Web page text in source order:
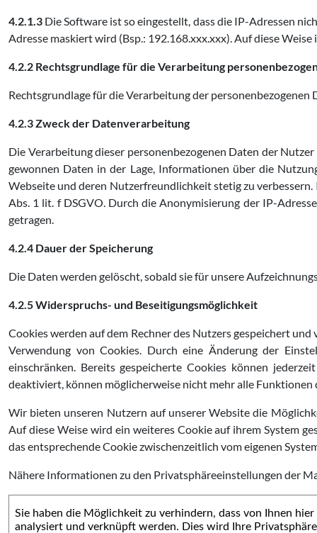
4.2.1.3 Die Software ist so eingestellt, dass die IP-Adressen
Adresse maskiert wird (Bsp.: 192.168.xxx.xxx). Auf diese
4.2.2 Rechtsgrundlage für die Verarbeitung
Rechtsgrundlage für die Verarbeitung der personenbezogenen
4.2.3 Zweck der Datenverarbeitung
Die Verarbeitung dieser personenbezogenen Daten der
gewonnen Daten in der Lage, Informationen über die
Webseite und deren Nutzerfreundlichkeit stetig zu
Abs. 1 lit. f DSGVO. Durch die Anonymisierung der IP-
getragen.
4.2.4 Dauer der Speicherung
Die Daten werden gelöscht, sobald sie für unsere
4.2.5 Widerspruchs- und Beseitigungsmöglichkeit
Cookies werden auf dem Rechner des Nutzers gespeichert
Verwendung von Cookies. Durch eine Änderung der
einschränken. Bereits gespeicherte Cookies können
deaktiviert, können möglicherweise nicht mehr alle
Wir bieten unseren Nutzern auf unserer Website die
Auf diese Weise wird ein weiteres Cookie auf ihrem System
das entsprechende Cookie zwischenzeitlich vom eigenen
Nähere Informationen zu den Privatsphäreeinstellungen der